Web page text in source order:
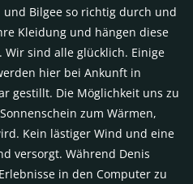
Bilgee so richtig durch und
Kleidung und hängen diese
sind alle glücklich. Einige
hier bei Ankunft in
gestillt. Die Möglichkeit uns zu
zum Wärmen,
Kein lästiger Wind und eine
versorgt. Während Denis
in den Computer zu